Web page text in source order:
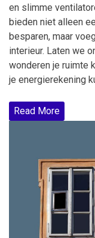
en slimme
bieden niet alleen
besparen, maar
interieur. Laten we
wonderen je ruimte
je energierekening
Read More